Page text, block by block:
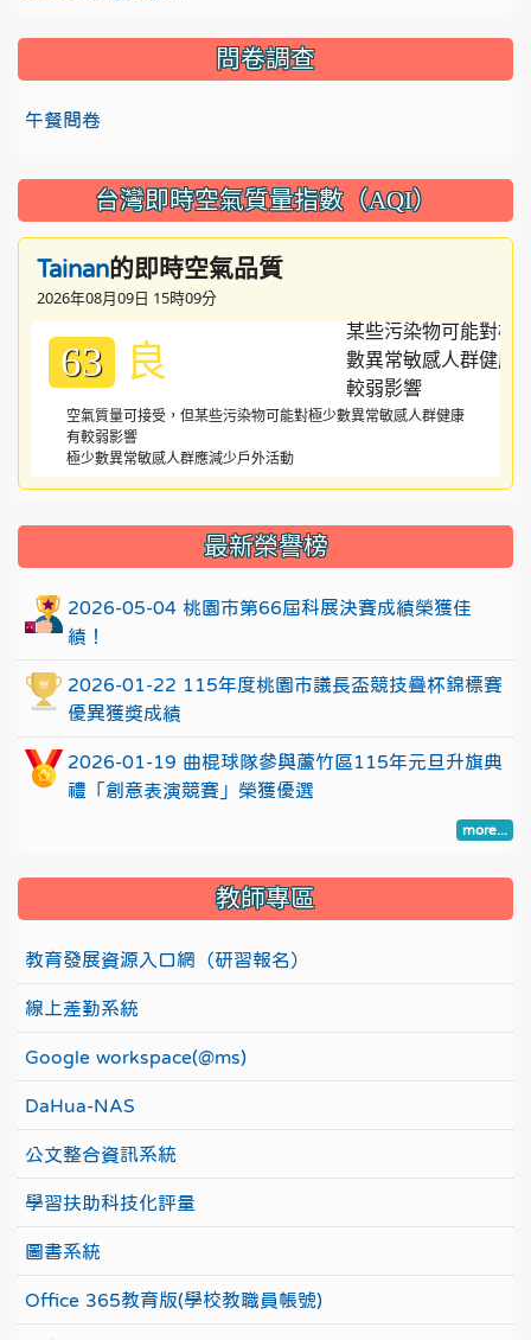
問卷調查
午餐問卷
台灣即時空氣質量指數（AQI）
Tainan的即時空氣品質
2026年08月09日 15時09分
63 良
空氣質量可接受，但某些污染物可能對極少數異常敏感人群健康
有較弱影響
極少數異常敏感人群應減少戶外活動
::: 最新榮譽榜
2026-05-04 桃園市第66屆科展決賽成績榮獲佳
績！
2026-01-22 115年度桃園市議長盃競技疊杯錦標賽
優異獲獎成績
2026-01-19 曲棍球隊參與蘆竹區115年元旦升旗典
禮「創意表演競賽」榮獲優選
more...
教師專區
教育發展資源入口網（研習報名）
線上差勤系統
Google workspace(@ms)
DaHua-NAS
公文整合資訊系統
學習扶助科技化評量
圖書系統
Office 365教育版(學校教職員帳號)